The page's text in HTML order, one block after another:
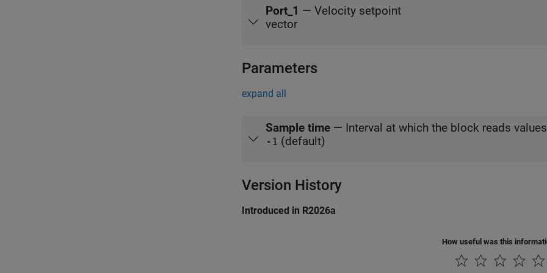
Port_1 — Velocity setpoint
vector
Parameters
expand all
Sample time — Interval at which the block reads values
-1 (default)
Version History
Introduced in R2026a
How useful was this